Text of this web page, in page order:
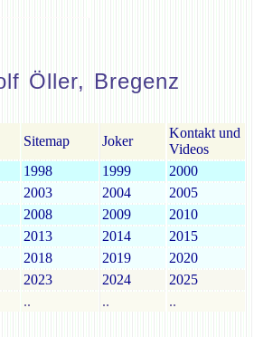
Öller, Bregenz
Sitemap Joker
Kontakt und
Videos
1998 1999
2000
2003 2004
2005
2008 2009
2010
2013 2014
2015
2018 2019
2020
2023 2024
2025
.. .. ..